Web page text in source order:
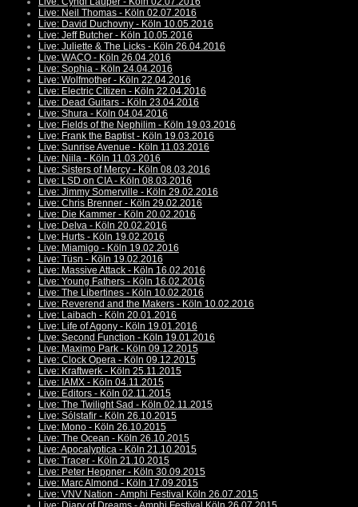
Live: Neil Thomas - Köln 02.07.2016
Live: David Duchovny - Köln 10.05.2016
Live: Jeff Butcher - Köln 10.05.2016
Live: Juliette & The Licks - Köln 26.04.2016
Live: WACO - Köln 26.04.2016
Live: Sophia - Köln 24.04.2016
Live: Wolfmother - Köln 22.04.2016
Live: Electric Citizen - Köln 22.04.2016
Live: Dead Guitars - Köln 23.04.2016
Live: Shura - Köln 04.04.2016
Live: Fields of the Nephilim - Köln 19.03.2016
Live: Frank the Baptist - Köln 19.03.2016
Live: Sunrise Avenue - Köln 11.03.2016
Live: Niila - Köln 11.03.2016
Live: Sisters of Mercy - Köln 08.03.2016
Live: LSD on CIA - Köln 08.03.2016
Live: Jimmy Somerville - Köln 29.02.2016
Live: Chris Brenner - Köln 29.02.2016
Live: Die Kammer - Köln 20.02.2016
Live: Delva - Köln 20.02.2016
Live: Hurts - Köln 19.02.2016
Live: Miamigo - Köln 19.02.2016
Live: Tüsn - Köln 19.02.2016
Live: Massive Attack - Köln 16.02.2016
Live: Young Fathers - Köln 16.02.2016
Live: The Libertines - Köln 10.02.2016
Live: Reverend and the Makers - Köln 10.02.2016
Live: Laibach - Köln 20.01.2016
Live: Life of Agony - Köln 19.01.2016
Live: Second Function - Köln 19.01.2016
Live: Maximo Park - Köln 09.12.2015
Live: Clock Opera - Köln 09.12.2015
Live: Kraftwerk - Köln 25.11.2015
Live: IAMX - Köln 04.11.2015
Live: Editors - Köln 02.11.2015
Live: The Twilight Sad - Köln 02.11.2015
Live: Sólstafir - Köln 26.10.2015
Live: Mono - Köln 26.10.2015
Live: The Ocean - Köln 26.10.2015
Live: Apocalyptica - Köln 21.10.2015
Live: Tracer - Köln 21.10.2015
Live: Peter Heppner - Köln 30.09.2015
Live: Marc Almond - Köln 17.09.2015
Live: VNV Nation - Amphi Festival Köln 26.07.2015